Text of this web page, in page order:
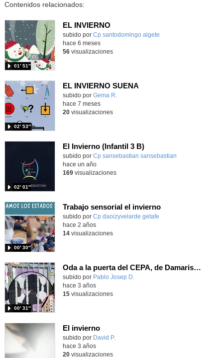
Contenidos relacionados:
EL INVIERNO
Contenido educativo.
subido por Cp santodomingo algete
01′ 51″
hace 6 meses
56visualizaciones
EL INVIERNO SUENA
Contenido educativo.
subido por Gema R.
02′ 53″
hace 7 meses
20visualizaciones
El Invierno (Infantil 3 B)
Contenido educativo.
subido por Cp sansebastian sansebastian
02′ 01″
hace un año
169visualizaciones
Trabajo sensorial el invierno
Contenido educativo.
subido por Cp daoizyvelarde getafe
00′ 30″
hace 2 años
14visualizaciones
Oda a la puerta del CEPA, de Damaris de la Vega
subido por Pablo Josep D.
00′ 31″
hace 3 años
15visualizaciones
El invierno
Contenido educativo.
subido por David P.
hace 3 años
20visualizaciones